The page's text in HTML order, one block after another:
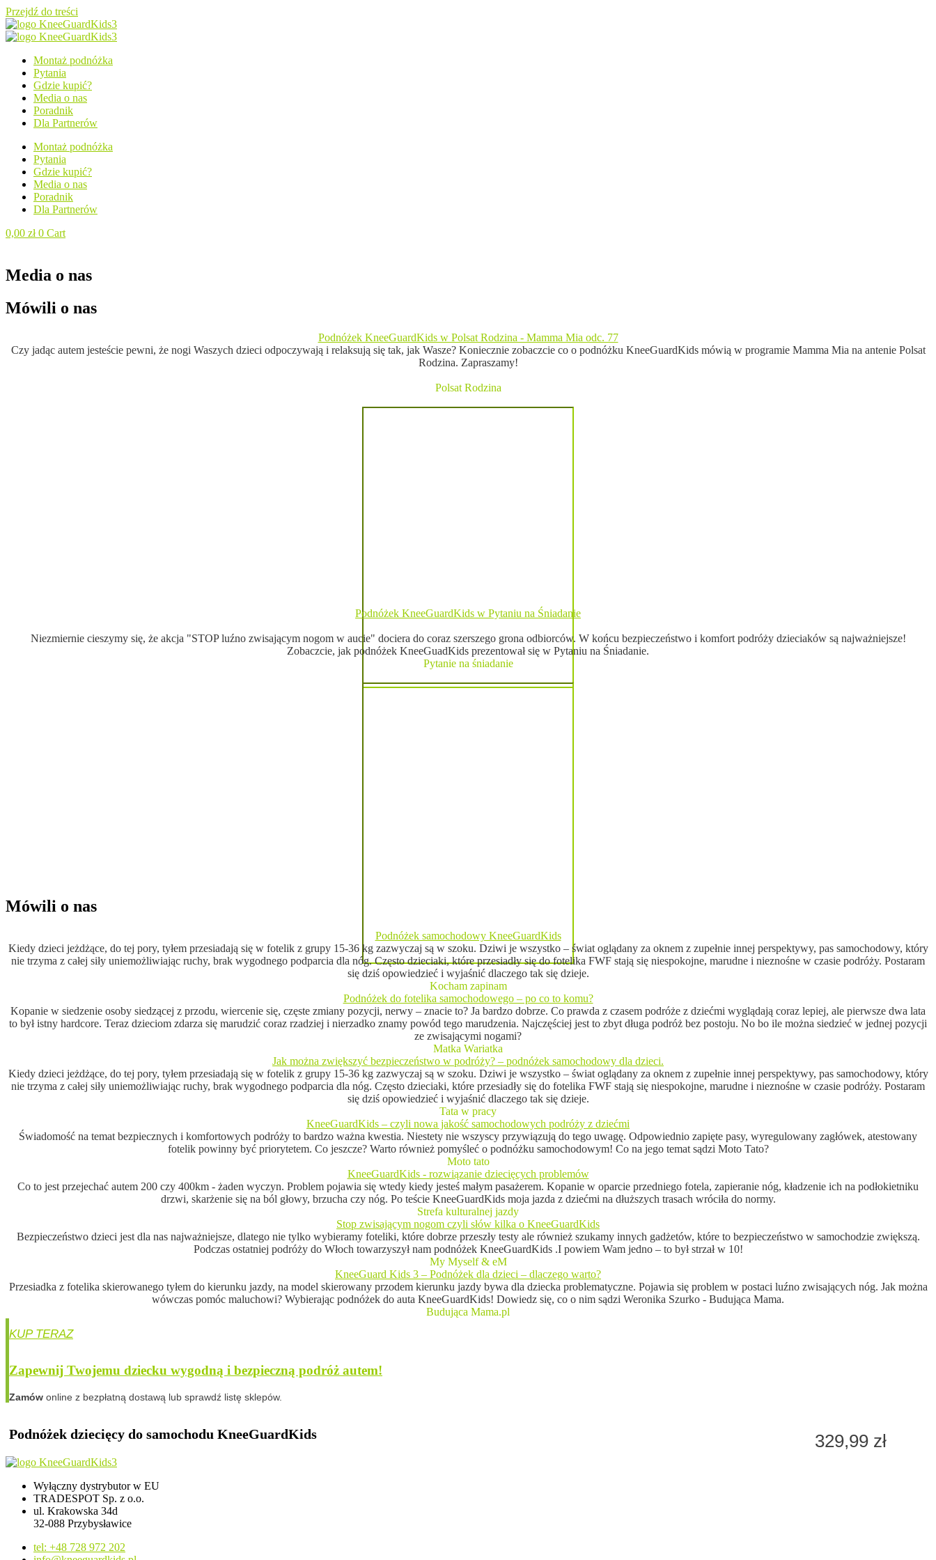
Przejdź do treści
Montaż podnóżka
Pytania
Gdzie kupić?
Media o nas
Poradnik
Dla Partnerów
Montaż podnóżka
Pytania
Gdzie kupić?
Media o nas
Poradnik
Dla Partnerów
0,00 zł 0 Cart
Media o nas
Mówili o nas
Podnóżek KneeGuardKids w Polsat Rodzina - Mamma Mia odc. 77
Czy jadąc autem jesteście pewni, że nogi Waszych dzieci odpoczywają i relaksują się tak, jak Wasze? Koniecznie zobaczcie co o podnóżku KneeGuardKids mówią w programie Mamma Mia na antenie Polsat
Rodzina. Zapraszamy!
Polsat Rodzina
Podnóżek KneeGuardKids w Pytaniu na Śniadanie
Niezmiernie cieszymy się, że akcja "STOP luźno zwisającym nogom w aucie" dociera do coraz szerszego grona odbiorców. W końcu bezpieczeństwo i komfort podróży dzieciaków są najważniejsze!
Zobaczcie, jak podnóżek KneeGuadKids prezentował się w Pytaniu na Śniadanie.
Pytanie na śniadanie
Mówili o nas
Podnóżek samochodowy KneeGuardKids
Kiedy dzieci jeżdżące, do tej pory, tyłem przesiadają się w fotelik z grupy 15-36 kg zazwyczaj są w szoku. Dziwi je wszystko – świat oglądany za oknem z zupełnie innej perspektywy, pas samochodowy, który
nie trzyma z całej siły uniemożliwiając ruchy, brak wygodnego podparcia dla nóg. Często dzieciaki, które przesiadły się do fotelika FWF stają się niespokojne, marudne i nieznośne w czasie podróży. Postaram
się dziś opowiedzieć i wyjaśnić dlaczego tak się dzieje.
Kocham zapinam
Podnóżek do fotelika samochodowego – po co to komu?
Kopanie w siedzenie osoby siedzącej z przodu, wiercenie się, częste zmiany pozycji, nerwy – znacie to? Ja bardzo dobrze. Co prawda z czasem podróże z dziećmi wyglądają coraz lepiej, ale pierwsze dwa lata
to był istny hardcore. Teraz dzieciom zdarza się marudzić coraz rzadziej i nierzadko znamy powód tego marudzenia. Najczęściej jest to zbyt długa podróż bez postoju. No bo ile można siedzieć w jednej pozycji
ze zwisającymi nogami?
Matka Wariatka
Jak można zwiększyć bezpieczeństwo w podróży? – podnóżek samochodowy dla dzieci.
Kiedy dzieci jeżdżące, do tej pory, tyłem przesiadają się w fotelik z grupy 15-36 kg zazwyczaj są w szoku. Dziwi je wszystko – świat oglądany za oknem z zupełnie innej perspektywy, pas samochodowy, który
nie trzyma z całej siły uniemożliwiając ruchy, brak wygodnego podparcia dla nóg. Często dzieciaki, które przesiadły się do fotelika FWF stają się niespokojne, marudne i nieznośne w czasie podróży. Postaram
się dziś opowiedzieć i wyjaśnić dlaczego tak się dzieje.
Tata w pracy
KneeGuardKids – czyli nowa jakość samochodowych podróży z dziećmi
Świadomość na temat bezpiecznych i komfortowych podróży to bardzo ważna kwestia. Niestety nie wszyscy przywiązują do tego uwagę. Odpowiednio zapięte pasy, wyregulowany zagłówek, atestowany
fotelik powinny być priorytetem. Co jeszcze? Warto również pomyśleć o podnóżku samochodowym! Co na jego temat sądzi Moto Tato?
Moto tato
KneeGuardKids - rozwiązanie dziecięcych problemów
Co to jest przejechać autem 200 czy 400km - żaden wyczyn. Problem pojawia się wtedy kiedy jesteś małym pasażerem. Kopanie w oparcie przedniego fotela, zapieranie nóg, kładzenie ich na podłokietniku
drzwi, skarżenie się na ból głowy, brzucha czy nóg. Po teście KneeGuardKids moja jazda z dziećmi na dłuższych trasach wróciła do normy.
Strefa kulturalnej jazdy
Stop zwisającym nogom czyli słów kilka o KneeGuardKids
Bezpieczeństwo dzieci jest dla nas najważniejsze, dlatego nie tylko wybieramy foteliki, które dobrze przeszły testy ale również szukamy innych gadżetów, które to bezpieczeństwo w samochodzie zwiększą.
Podczas ostatniej podróży do Włoch towarzyszył nam podnóżek KneeGuardKids .I powiem Wam jedno – to był strzał w 10!
My Myself & eM
KneeGuard Kids 3 – Podnóżek dla dzieci – dlaczego warto?
Przesiadka z fotelika skierowanego tyłem do kierunku jazdy, na model skierowany przodem kierunku jazdy bywa dla dziecka problematyczne. Pojawia się problem w postaci luźno zwisających nóg. Jak można
wówczas pomóc maluchowi? Wybierając podnóżek do auta KneeGuardKids! Dowiedz się, co o nim sądzi Weronika Szurko - Budująca Mama.
Budująca Mama.pl
Zapewnij Twojemu dziecku wygodną i bezpieczną podróż autem!
Zamów online z bezpłatną dostawą lub sprawdź listę sklepów.
Podnóżek dziecięcy do samochodu KneeGuardKids 329,99 zł
Wyłączny dystrybutor w EU
TRADESPOT Sp. z o.o.
ul. Krakowska 34d
32-088 Przybysławice
tel: +48 728 972 202